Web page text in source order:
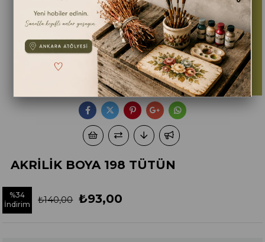
AKRİLİK BOYA 198 TÜTÜN
%34
İndirim
₺140,00 ₺93,00